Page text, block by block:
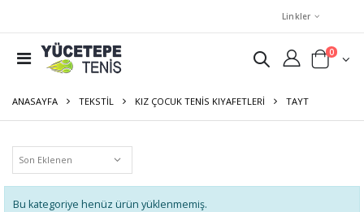
Linkler
0
ANASAYFA TEKSTIL KIZ ÇOCUK TENIS KIYAFETLERI TAYT
Bu kategoriye henüz ürün yüklenmemiş.